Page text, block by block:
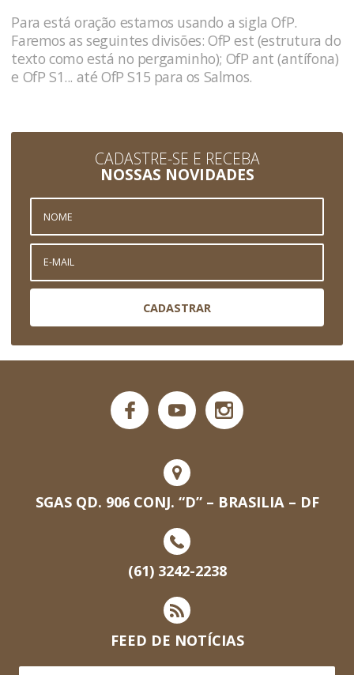
Para está oração estamos usando a sigla OfP.
Faremos as seguintes divisões: OfP est (estrutura do
texto como está no pergaminho); OfP ant (antífona)
e OfP S1... até OfP S15 para os Salmos.
CADASTRE-SE E RECEBA
NOSSAS NOVIDADES
CADASTRAR
SGAS QD. 906 CONJ. “D” – BRASILIA – DF
(61) 3242-2238
FEED DE NOTÍCIAS